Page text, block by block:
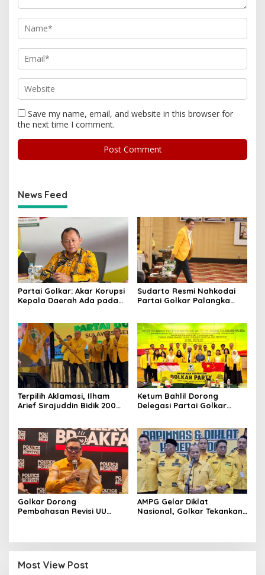
Save my name, email, and website in this browser for
the next time I comment.
News Feed
Partai Golkar: Akar Korupsi
Kepala Daerah Ada pada
Sudarto Resmi Nahkodai
Partai Golkar Palangka
Dipercaya Rakyat
Terpilih Aklamasi, Ilham
Arief Sirajuddin Bidik 200
Ketum Bahlil Dorong
Delegasi Partai Golkar
Hingga Industrialisasi dari
China
Golkar Dorong
Pembahasan Revisi UU
AMPG Gelar Diklat
Nasional, Golkar Tekankan
Most View Post